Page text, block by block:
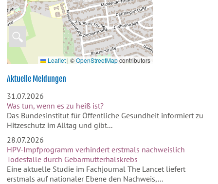
🔍
Leaflet | ©OpenStreetMapcontributors
Aktuelle Meldungen
31.07.2026
Was tun, wenn es zu heiß ist?
Das Bundesinstitut für Öffentliche Gesundheit informiert zu
Hitzeschutz im Alltag und gibt...
28.07.2026
HPV-Impfprogramm verhindert erstmals nachweislich
Todesfälle durch Gebärmutterhalskrebs
Eine aktuelle Studie im Fachjournal The Lancet liefert
erstmals auf nationaler Ebene den Nachweis,...